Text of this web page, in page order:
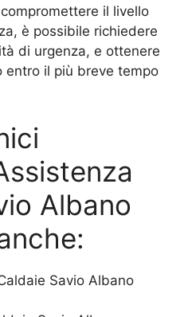
il livello
è possibile richiedere
di urgenza, e ottenere
entro il più breve tempo
Albano
Savio Albano